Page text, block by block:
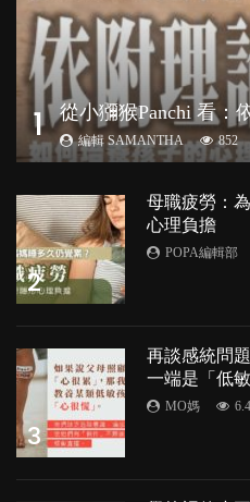
1 編輯 SAMANTHA 852
2
母職疲勞：
心理負擔
POPA編輯部
3
再談感統問
一端是「低敏
MO媽